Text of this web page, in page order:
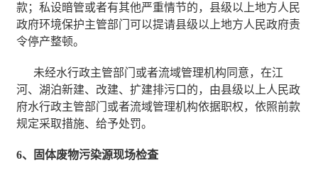
款；私设暗管或者有其他严重情节的，县级以上地方人民
政府环境保护主管部门可以提请县级以上地方人民政府责
令停产整顿。
未经水行政主管部门或者流域管理机构同意，在江
河、湖泊新建、改建、扩建排污口的，由县级以上人民政
府水行政主管部门或者流域管理机构依据职权，依照前款
规定采取措施、给予处罚。
6、固体废物污染源现场检査